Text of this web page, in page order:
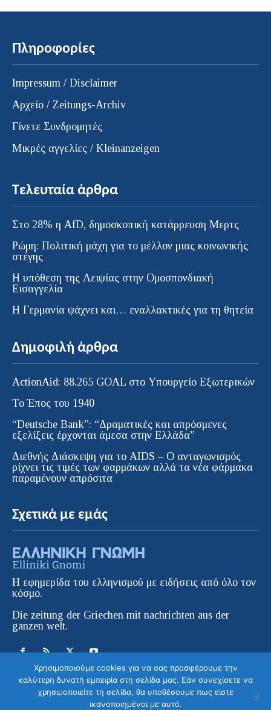
Πληροφορίες
Impressum / Disclaimer
Αρχείο / Zeitungs-Archiv
Γίνετε Συνδρομητές
Μικρές αγγελίες / Kleinanzeigen
Τελευταία άρθρα
Στο 28% η AfD, δημοσκοπική κατάρρευση Μερτς
Ρώμη: Πολιτική μάχη για το μέλλον μιας κοινωνικής
στέγης
Η υπόθεση της Λειψίας στην Ομοσπονδιακή
Εισαγγελία
H Γερμανία ψάχνει και… εναλλακτικές για τη θητεία
Δημοφιλή άρθρα
ActionAid: 88.265 GOAL στο Υπουργείο Εξωτερικών
Το Έπος του 1940
“Deutsche Bank”: “Δραματικές και απρόσμενες
εξελίξεις έρχονται άμεσα στην Ελλάδα”
Διεθνής Διάσκεψη για το AIDS – Ο ανταγωνισμός
ρίχνει τις τιμές των φαρμάκων αλλά τα νέα φάρμακα
παραμένουν απρόσιτα
Σχετικά με εμάς
Η εφημερίδα του ελληνισμού με ειδήσεις από όλο τον
κόσμο.
Die zeitung der Griechen mit nachrichten aus der
ganzen welt.
© ELLINIKI GNOMI • Die Zeitung der
Χρησιμοποιούμε cookies για να σας προσφέρουμε την
καλύτερη δυνατή εμπειρία στη σελίδα μας. Εάν συνεχίσετε να
χρησιμοποιείτε τη σελίδα, θα υποθέσουμε πως είστε
ικανοποιημένοι με αυτό.